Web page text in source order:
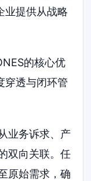
业提供从战略
的核心优
穿透与闭环管
业务诉求、产
双向关联。任
原始需求，确